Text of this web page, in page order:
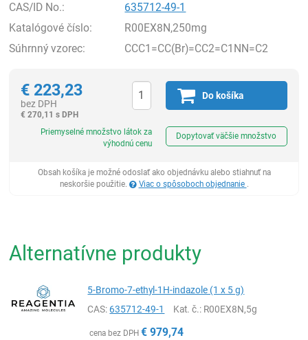
CAS/ID No.:
635712-49-1
Katalógové číslo:
R00EX8N,250mg
Súhrnný vzorec:
CCC1=CC(Br)=CC2=C1NN=C2
€ 223,23
bez DPH
€ 270,11 s DPH
Do košíka
Priemyselné množstvo látok za
výhodnú cenu
Dopytovať väčšie množstvo
Obsah košíka je možné odoslať ako objednávku alebo stiahnuť na
neskoršie použitie.
Viac o spôsoboch objednanie .
Alternatívne produkty
5-Bromo-7-ethyl-1H-indazole (1 x 5 g)
CAS:635712-49-1 Kat. č.: R00EX8N,5g
cena bez DPH € 979,74